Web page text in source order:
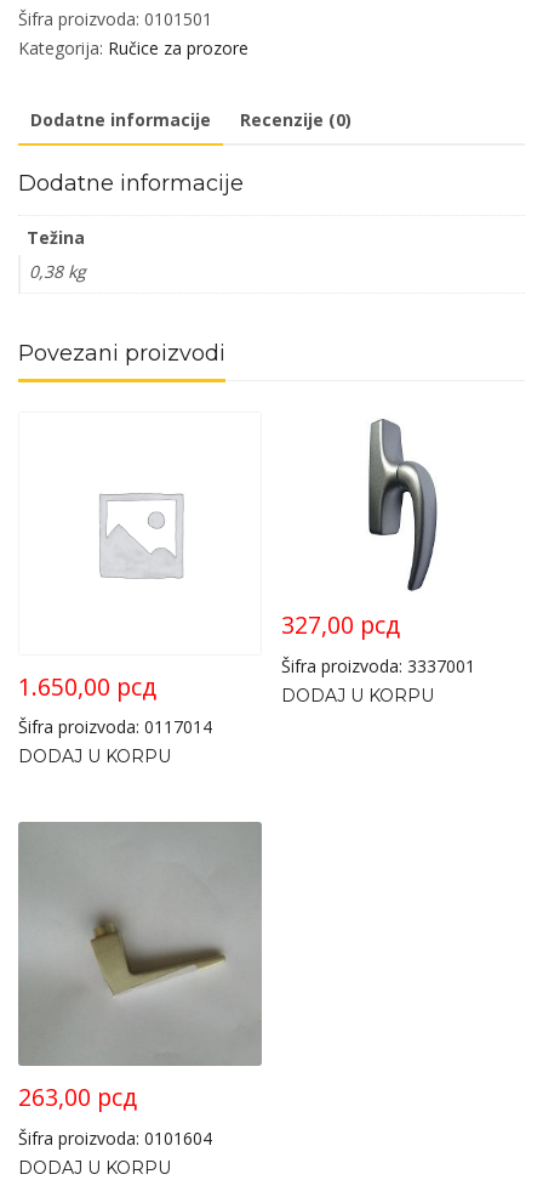
VOLO
7X7/35mm
Šifra proizvoda: 0101501
Kategorija: Ručice za prozore
Dodatne informacije Recenzije (0)
Dodatne informacije
Težina
0,38 kg
Povezani proizvodi
1.650,00 рсд
Šifra proizvoda: 0117014
DODAJ U KORPU
327,00 рсд
Šifra proizvoda: 3337001
DODAJ U KORPU
263,00 рсд
Šifra proizvoda: 0101604
DODAJ U KORPU